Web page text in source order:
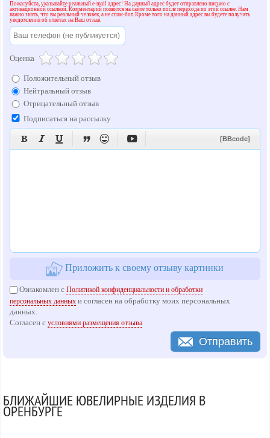
Пожалуйста, указывайте реальный e-mail адрес! На данный адрес будет отправлено письмо с
активационной ссылкой. Комментарий появится на сайте только после перехода по этой ссылке. Нам
важно знать, что вы реальный человек, а не спам-бот. Кроме того на данный адрес вы будете получать
уведомления об ответах на Ваш отзыв.
Оценка
Положительный отзыв
Нейтральный отзыв
Отрицательный отзыв
Подписаться на рассылку
      [BBcode]
Приложить к своему отзыву картинки
Ознакомлен сПолитикой конфиденциальности и обработки
персональных данных и согласен на обработку моих персональных
данных.
Согласен сусловиями размещения отзыва
Отправить
БЛИЖАЙШИЕ ЮВЕЛИРНЫЕ ИЗДЕЛИЯ В
ОРЕНБУРГЕ